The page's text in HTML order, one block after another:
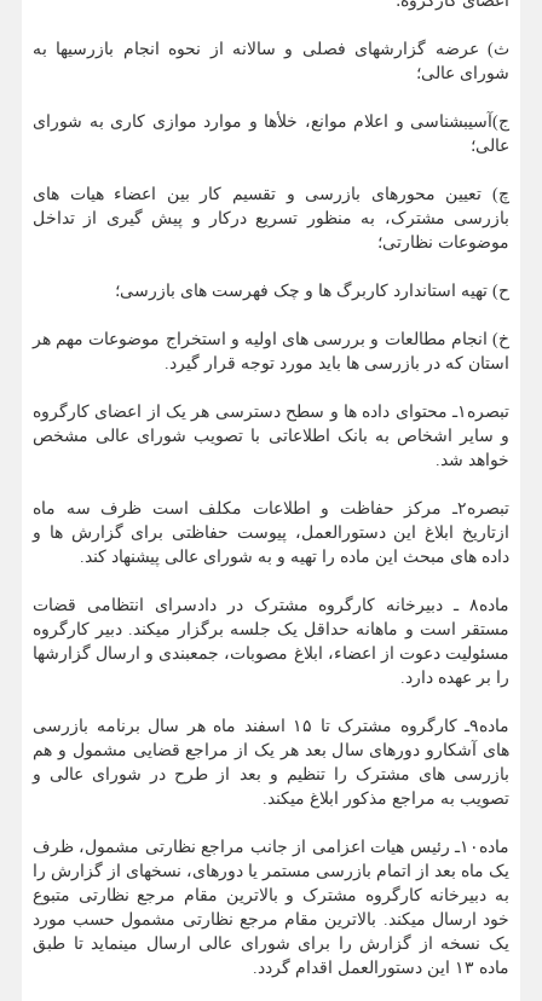
ث) عرضه گزارش‏های فصلی و سالانه از نحوه انجام بازرسی‏ها به
شورای عالی؛
ج)آسیب‏شناسی و اعلام موانع، خلأها و موارد موازی کاری به شورای
عالی؛
چ) تعیین محورهای بازرسی و تقسیم کار بین اعضاء هیات های
بازرسی مشترک، به منظور تسریع درکار و پیش گیری از تداخل
موضوعات نظارتی؛
ح) تهیه استاندارد کاربرگ ها و چک فهرست های بازرسی؛
خ) انجام مطالعات و بررسی های اولیه و استخراج موضوعات مهم هر
استان که در بازرسی ها باید مورد توجه قرار گیرد.
تبصره۱ـ محتوای داده ها و سطح دسترسی هر یک از اعضای کارگروه
و سایر اشخاص به بانک اطلاعاتی با تصویب شورای عالی مشخص
خواهد شد.
تبصره۲ـ مرکز حفاظت و اطلاعات مکلف است ظرف سه ماه
ازتاریخ ابلاغ این دستورالعمل، پیوست حفاظتی برای گزارش ها و
داده های مبحث این ماده را تهیه و به شورای عالی پیشنهاد کند.
ماده۸ ـ دبیرخانه کارگروه مشترک در دادسرای انتظامی قضات
مستقر است و ماهانه حداقل یک جلسه برگزار می‏کند. دبیر کارگروه
مسئولیت دعوت از اعضاء، ابلاغ مصوبات، جمع‏بندی و ارسال گزارش‏ها
را بر عهده دارد.
ماده۹ـ کارگروه مشترک تا ۱۵ اسفند ماه هر سال برنامه بازرسی
های آشکارو دوره‏ای سال بعد هر یک از مراجع قضایی مشمول و هم
بازرسی های مشترک را تنظیم و بعد از طرح در شورای عالی و
تصویب به مراجع مذکور ابلاغ می‏کند.
ماده۱۰ـ رئیس هیات‏ اعزامی از جانب مراجع نظارتی مشمول، ظرف
یک ماه بعد از اتمام بازرسی مستمر یا دوره‏ای، نسخه‏ای از گزارش را
به دبیرخانه کارگروه مشترک و بالاترین مقام مرجع نظارتی متبوع
خود ارسال می‏کند. بالاترین مقام مرجع نظارتی مشمول حسب مورد
یک نسخه از گزارش را برای شورای عالی ارسال می‏نماید تا طبق
ماده ۱۳ این دستورالعمل اقدام گردد.